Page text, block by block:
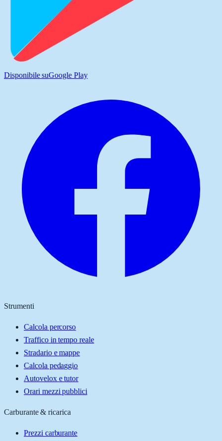
Disponibile suGoogle Play
Strumenti
Calcola percorso
Traffico in tempo reale
Stradario e mappe
Calcola pedaggio
Autovelox e tutor
Orari mezzi pubblici
Carburante & ricarica
Prezzi carburante